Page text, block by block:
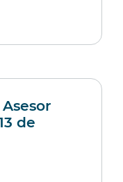
de